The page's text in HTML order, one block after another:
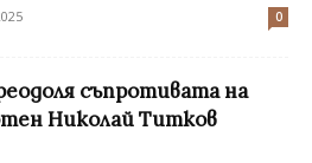
0
съпротивата на
Николай Титков